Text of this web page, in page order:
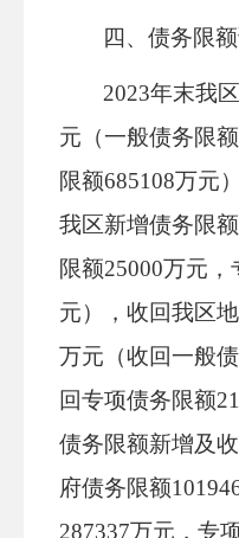
四、债务限
2023年末我
元（一般债务限
限额685108万元
我区新增债务限
限额25000万元
元）， 收回我区
万元（收回一般
回专项债务限额
债务限额新增及
府债务限额
287337万元，专